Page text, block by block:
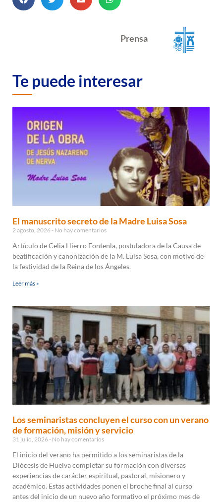
Prensa
Te puede interesar
El manuscrito secreto de la Madre Luisa Sosa
2 agosto, 2026 No hay comentarios
Artículo de Celia Hierro Fontenla, postuladora de la Causa de
beatificación y canonización de la M. Luisa Sosa, con motivo de
la festividad de la Reina de los Ángeles.
Leer más »
Los seminaristas concluyen el curso con un verano
de formación, misión y servicio
31 julio, 2026 No hay comentarios
El inicio del verano ha permitido a los seminaristas de la
Diócesis de Huelva completar su formación con diversas
experiencias de carácter espiritual, pastoral, misionero y
académico. Estas actividades ponen el broche final al curso
antes del inicio de un nuevo año formativo el próximo mes de